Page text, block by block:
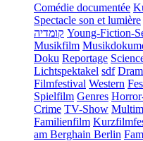
Comédie documentée
Spectacle son et lumière
קומדיה Young-Fiction-
Musikfilm
Doku Reportage
Lichtspektakel sdf
Filmfestival Western
Spielfilm Genres
Crime TV-Show
Familienfilm
am Berghain Berlin